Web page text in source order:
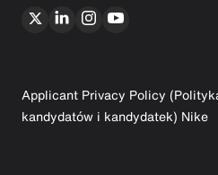
Applicant Privacy Policy
kandydatów i kandydatek) Nike